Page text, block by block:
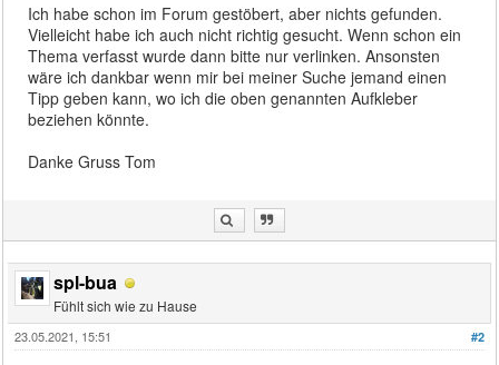
Ich habe schon im Forum gestöbert, aber nichts gefunden.
Vielleicht habe ich auch nicht richtig gesucht. Wenn schon ein
Thema verfasst wurde dann bitte nur verlinken. Ansonsten
wäre ich dankbar wenn mir bei meiner Suche jemand einen
Tipp geben kann, wo ich die oben genannten Aufkleber
beziehen könnte.
Danke Gruss Tom
spl-bua
Fühlt sich wie zu Hause
#2
23.05.2021, 15:51